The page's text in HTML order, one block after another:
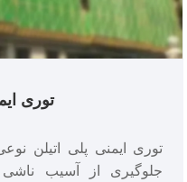
توری
توری ایمنی پلی اتیلن
جلوگیری از آسیب